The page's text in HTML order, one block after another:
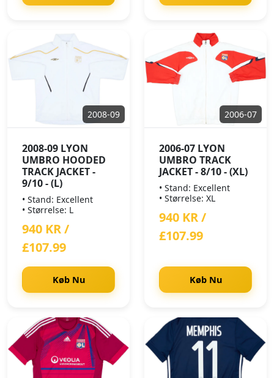
2008-09
2008-09 LYON
UMBRO HOODED
TRACK JACKET -
9/10 - (L)
• Stand: Excellent
• Størrelse: L
940 KR /
£107.99
Køb Nu
2006-07
2006-07 LYON
UMBRO TRACK
JACKET - 8/10 - (XL)
• Stand: Excellent
• Størrelse: XL
940 KR /
£107.99
Køb Nu